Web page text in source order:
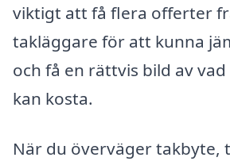
viktigt att få flera offerter
takläggare för att kunna
och få en rättvis bild av
kan kosta.
När du överväger takbyte,